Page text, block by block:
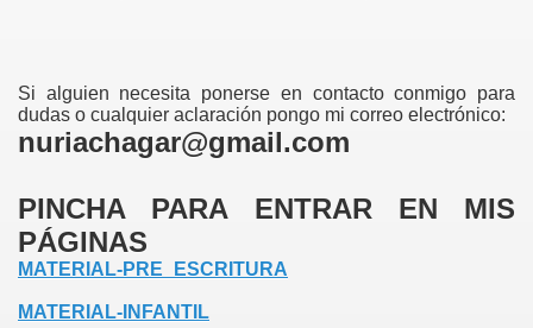
Si alguien necesita ponerse en contacto conmigo para
dudas o cualquier aclaración pongo mi correo electrónico:
nuriachagar@gmail.com
PINCHA PARA ENTRAR EN MIS
PÁGINAS
MATERIAL-PRE_ESCRITURA
MATERIAL-INFANTIL